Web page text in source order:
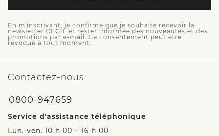
En m'inscrivant, je confirme que je souhaite recevoir la
newsletter CECIL et rester informée des nouveautés et des
promotions par e-mail. Ce consentement peut être
révoqué à tout moment.
Contactez-nous
0800-947659
Service d'assistance téléphonique
Lun.-ven. 10 h 00 – 16 h 00